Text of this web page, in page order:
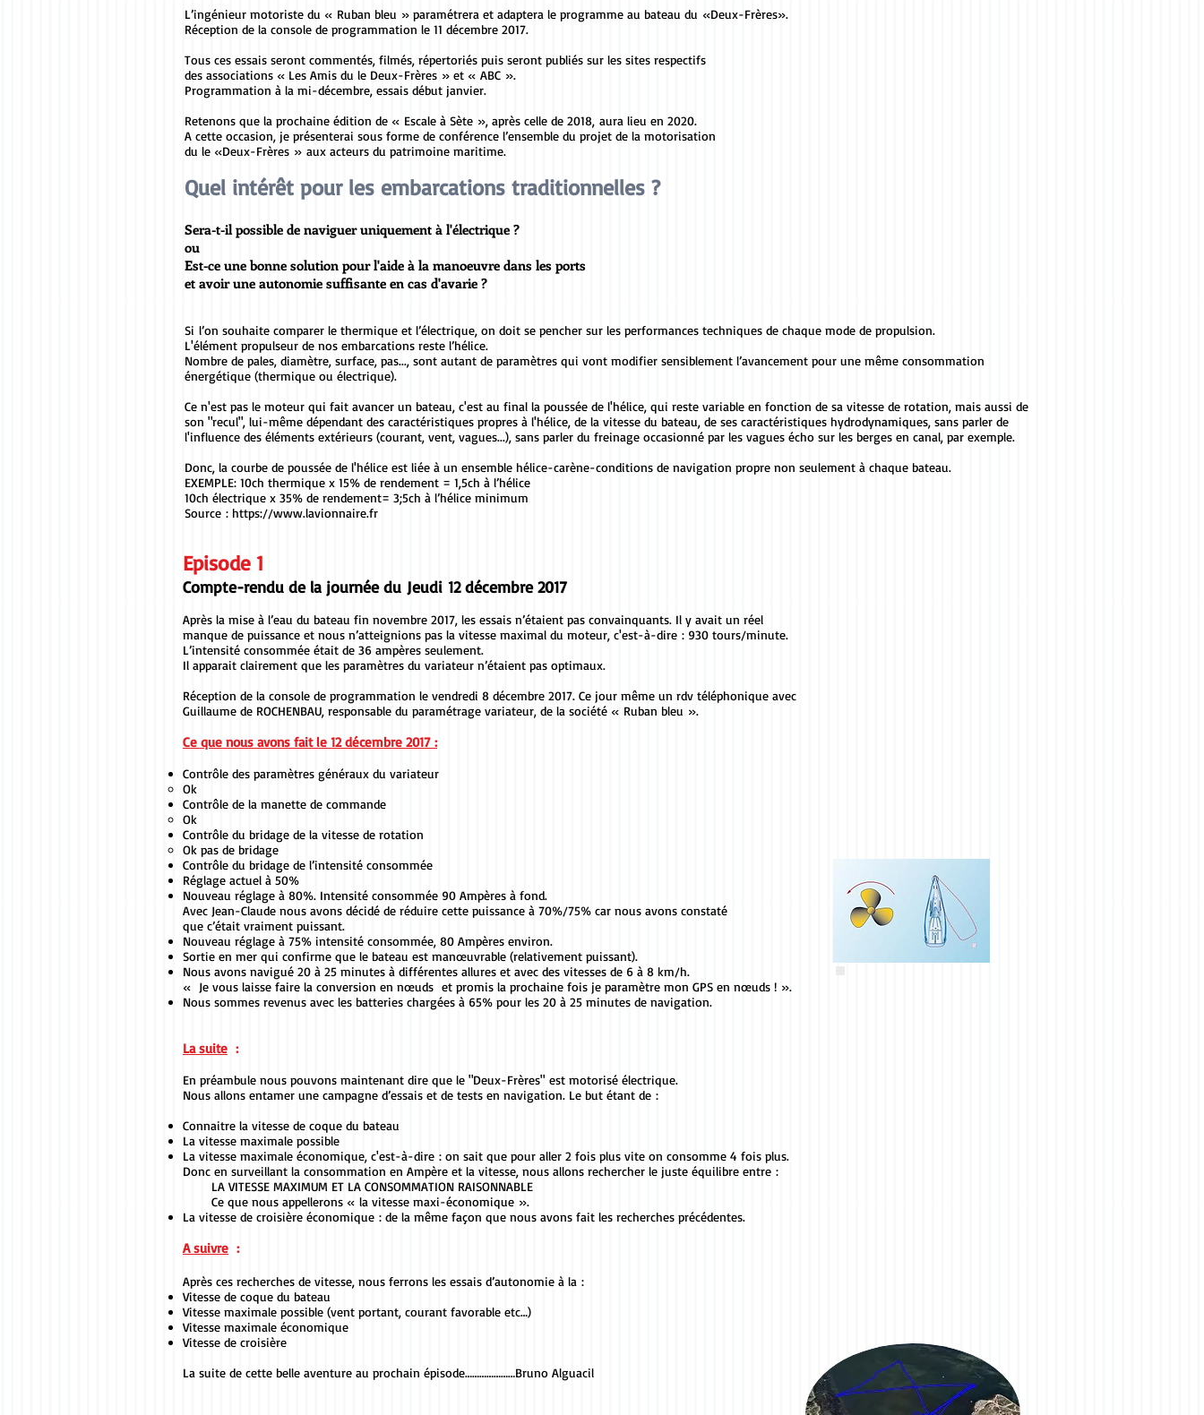
L’ingénieur motoriste du « Ruban bleu » paramétrera et adaptera le programme au bateau du «Deux-Frères».
Réception de la console de programmation le 11 décembre 2017.
Tous ces essais seront commentés, filmés, répertoriés puis seront publiés sur les sites respectifs
des associations « Les Amis du le Deux-Frères » et « ABC ».
Programmation à la mi-décembre, essais début janvier.
Retenons que la prochaine édition de « Escale à Sète », après celle de 2018, aura lieu en 2020.
A cette occasion, je présenterai sous forme de conférence l’ensemble du projet de la motorisation
du le «Deux-Frères » aux acteurs du patrimoine maritime.
Quel intérêt pour les embarcations traditionnelles ?
Sera-t-il possible de naviguer uniquement à l'électrique ?
ou
Est-ce une bonne solution pour l'aide à la manoeuvre dans les ports
et avoir une autonomie suffisante en cas d'avarie ?
Si l’on souhaite comparer le thermique et l’électrique, on doit se pencher sur les performances techniques de chaque mode de propulsion.
L'élément propulseur de nos embarcations reste l’hélice.
Nombre de pales, diamètre, surface, pas..., sont autant de paramètres qui vont modifier sensiblement l’avancement pour une même consommation
énergétique (thermique ou électrique).
Ce n'est pas le moteur qui fait avancer un bateau, c'est au final la poussée de l'hélice, qui reste variable en fonction de sa vitesse de rotation, mais aussi de
son "recul", lui-même dépendant des caractéristiques propres à l'hélice, de la vitesse du bateau, de ses caractéristiques hydrodynamiques, sans parler de
l'influence des éléments extérieurs (courant, vent, vagues...), sans parler du freinage occasionné par les vagues écho sur les berges en canal, par exemple.
Donc, la courbe de poussée de l'hélice est liée à un ensemble hélice-carène-conditions de navigation propre non seulement à chaque bateau.
EXEMPLE: 10ch thermique x 15% de rendement = 1,5ch à l’hélice
10ch électrique x 35% de rendement= 3;5ch à l’hélice minimum
Source : https://www.lavionnaire.fr
Episode 1
Compte-rendu de la journée du Jeudi 12 décembre 2017
Après la mise à l’eau du bateau fin novembre 2017, les essais n’étaient pas convainquants. Il y avait un réel
manque de puissance et nous n’atteignions pas la vitesse maximal du moteur, c'est-à-dire : 930 tours/minute.
L’intensité consommée était de 36 ampères seulement.
Il apparait clairement que les paramètres du variateur n’étaient pas optimaux.
Réception de la console de programmation le vendredi 8 décembre 2017. Ce jour même un rdv téléphonique avec
Guillaume de ROCHENBAU, responsable du paramétrage variateur, de la société « Ruban bleu ».
Ce que nous avons fait le 12 décembre 2017 :
Contrôle des paramètres généraux du variateur
Ok
Contrôle de la manette de commande
Ok
Contrôle du bridage de la vitesse de rotation
Ok pas de bridage
Contrôle du bridage de l’intensité consommée
Réglage actuel à 50%
Nouveau réglage à 80%. Intensité consommée 90 Ampères à fond.
Avec Jean-Claude nous avons décidé de réduire cette puissance à 70%/75% car nous avons constaté
que c’était vraiment puissant.
Nouveau réglage à 75% intensité consommée, 80 Ampères environ.
Sortie en mer qui confirme que le bateau est manœuvrable (relativement puissant).
Nous avons navigué 20 à 25 minutes à différentes allures et avec des vitesses de 6 à 8 km/h.
« Je vous laisse faire la conversion en nœuds et promis la prochaine fois je paramètre mon GPS en nœuds ! ».
Nous sommes revenus avec les batteries chargées à 65% pour les 20 à 25 minutes de navigation.
La suite :
En préambule nous pouvons maintenant dire que le "Deux-Frères" est motorisé électrique.
Nous allons entamer une campagne d’essais et de tests en navigation. Le but étant de :
Connaitre la vitesse de coque du bateau
La vitesse maximale possible
La vitesse maximale économique, c'est-à-dire : on sait que pour aller 2 fois plus vite on consomme 4 fois plus.
Donc en surveillant la consommation en Ampère et la vitesse, nous allons rechercher le juste équilibre entre :
LA VITESSE MAXIMUM ET LA CONSOMMATION RAISONNABLE
Ce que nous appellerons « la vitesse maxi-économique ».
La vitesse de croisière économique : de la même façon que nous avons fait les recherches précédentes.
A suivre :
Après ces recherches de vitesse, nous ferrons les essais d’autonomie à la :
Vitesse de coque du bateau
Vitesse maximale possible (vent portant, courant favorable etc…)
Vitesse maximale économique
Vitesse de croisière
La suite de cette belle aventure au prochain épisode…………………Bruno Alguacil